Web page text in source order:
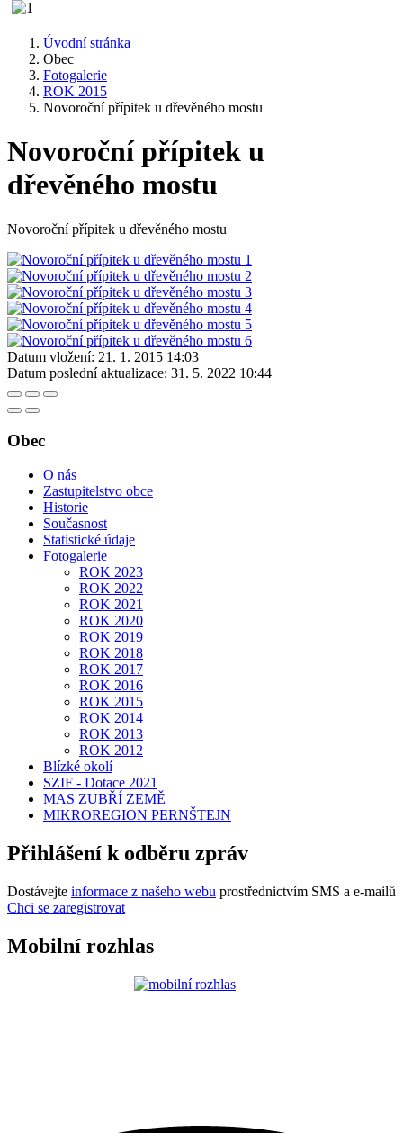
Úvodní stránka
Obec
Fotogalerie
ROK 2015
Novoroční přípitek u dřevěného mostu
Novoroční přípitek u
dřevěného mostu
Novoroční přípitek u dřevěného mostu
Datum vložení: 21. 1. 2015 14:03
Datum poslední aktualizace: 31. 5. 2022 10:44
Obec
O nás
Zastupitelstvo obce
Historie
Současnost
Statistické údaje
Fotogalerie
ROK 2023
ROK 2022
ROK 2021
ROK 2020
ROK 2019
ROK 2018
ROK 2017
ROK 2016
ROK 2015
ROK 2014
ROK 2013
ROK 2012
Blízké okolí
SZIF - Dotace 2021
MAS ZUBŘÍ ZEMĚ
MIKROREGION PERNŠTEJN
Přihlášení k odběru zpráv
Dostávejte informace z našeho webu prostřednictvím SMS a e-mailů
Chci se zaregistrovat
Mobilní rozhlas